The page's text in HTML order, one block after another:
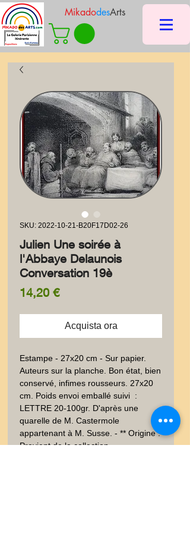
MikadodesArts
SKU: 2022-10-21-B20F17D02-26
Julien Une soirée à
l'Abbaye Delaunois
Conversation 19è
14,20 €Prezzo
Acquista ora
Estampe - 27x20 cm - Sur papier.
Auteurs sur la planche. Bon état, bien
conservé, infimes rousseurs. 27x20
cm. Poids envoi emballé suivi  :
LETTRE 20-100gr. D'après une
quarelle de M. Castermole
appartenant à M. Susse. - ** Origine :
Provient de la collection